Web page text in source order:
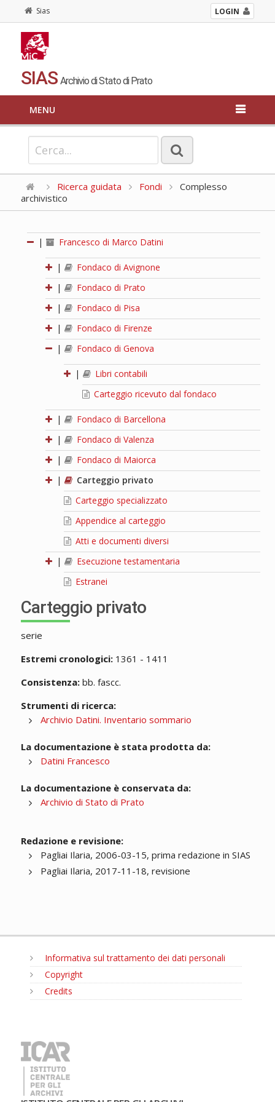
Sias LOGIN
SIAS Archivio di Stato di Prato
MENU
Ricerca guidata Fondi
Complesso
archivistico
| Francesco di Marco Datini
|
Fondaco di Avignone
|
Fondaco di Prato
|
Fondaco di Pisa
|
Fondaco di Firenze
|
Fondaco di Genova
|
Libri contabili
Carteggio ricevuto dal fondaco
|
Fondaco di Barcellona
|
Fondaco di Valenza
|
Fondaco di Maiorca
|
Carteggio privato
Carteggio specializzato
Appendice al carteggio
Atti e documenti diversi
|
Esecuzione testamentaria
Estranei
Carteggio privato
serie
Estremi cronologici:1361 - 1411
Consistenza:bb. fascc.
Strumenti di ricerca:
Archivio Datini. Inventario sommario
La documentazione è stata prodotta da:
Datini Francesco
La documentazione è conservata da:
Archivio di Stato di Prato
Redazione e revisione:
Pagliai Ilaria, 2006-03-15, prima redazione in SIAS
Pagliai Ilaria, 2017-11-18, revisione
Informativa sul trattamento dei dati personali
Copyright
Credits